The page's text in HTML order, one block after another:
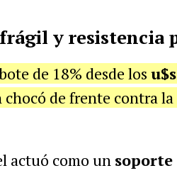
y resistencia
de 18% desde los
de frente contra
actuó como un